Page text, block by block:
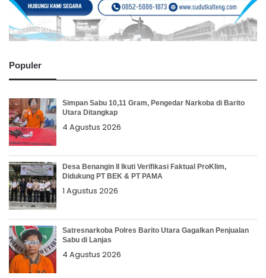
Populer
Simpan Sabu 10,11 Gram, Pengedar Narkoba di Barito
Utara Ditangkap
4 Agustus 2026
Desa Benangin II Ikuti Verifikasi Faktual ProKlim,
Didukung PT BEK & PT PAMA
1 Agustus 2026
Satresnarkoba Polres Barito Utara Gagalkan Penjualan
Sabu di Lanjas
4 Agustus 2026